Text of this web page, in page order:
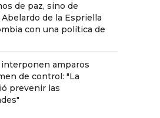
de paz, sino de
de la Espriella
con una política de
amparos
de control: "La
prevenir las